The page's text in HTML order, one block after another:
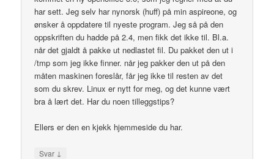
har sett. Jeg selv har nynorsk (huff) på min aspireone, og
ønsker å oppdatere til nyeste program. Jeg så på den
oppskriften du hadde på 2.4, men fikk det ikke til. Bl.a.
når det gjaldt å pakke ut nedlastet fil. Du pakket den ut i
/tmp som jeg ikke finner. når jeg pakker den ut på den
måten maskinen foreslår, får jeg ikke til resten av det
som du skrev. Linux er nytt for meg, og det kunne vært
bra å lært det. Har du noen tilleggstips?
Ellers er den en kjekk hjemmeside du har.
Svar ↓